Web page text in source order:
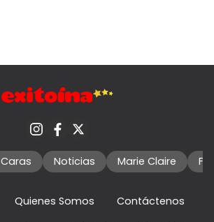
Caras Noticias Marie Claire
Quienes Somos
Contáctenos